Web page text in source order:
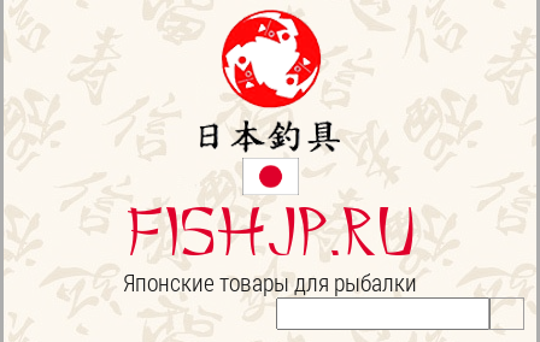
FISHJP.ru
Японские товары для рыбалки